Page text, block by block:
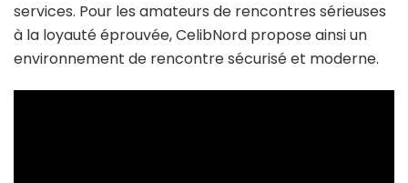
services. Pour les amateurs de rencontres sérieuses
à la loyauté éprouvée, CelibNord propose ainsi un
environnement de rencontre sécurisé et moderne.